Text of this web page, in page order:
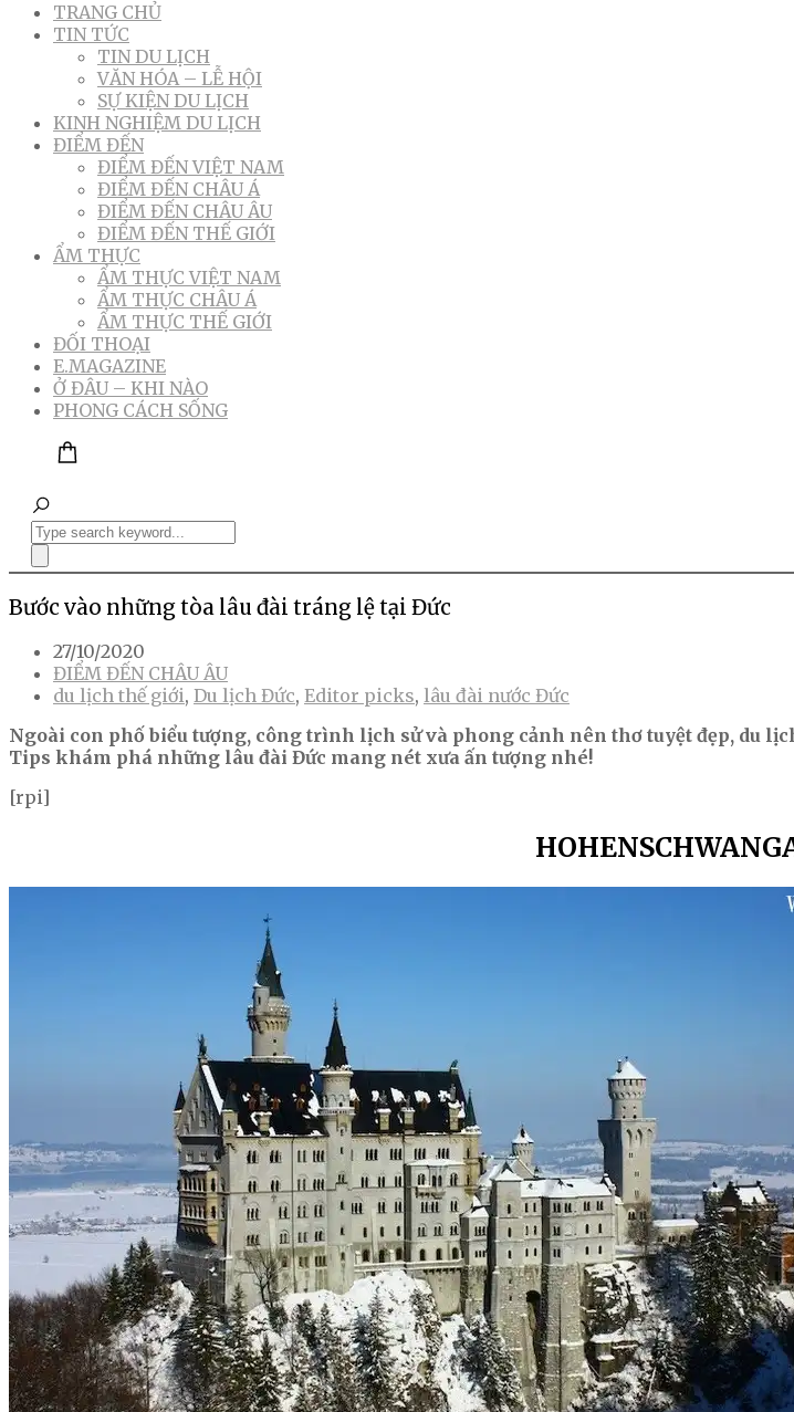
TRANG CHỦ
TIN TỨC
TIN DU LỊCH
VĂN HÓA – LỄ HỘI
SỰ KIỆN DU LỊCH
KINH NGHIỆM DU LỊCH
ĐIỂM ĐẾN
ĐIỂM ĐẾN VIỆT NAM
ĐIỂM ĐẾN CHÂU Á
ĐIỂM ĐẾN CHÂU ÂU
ĐIỂM ĐẾN THẾ GIỚI
ẨM THỰC
ẨM THỰC VIỆT NAM
ẨM THỰC CHÂU Á
ẨM THỰC THẾ GIỚI
ĐỐI THOẠI
E.MAGAZINE
Ở ĐÂU – KHI NÀO
PHONG CÁCH SỐNG
Bước vào những tòa lâu đài tráng lệ tại Đức
27/10/2020
ĐIỂM ĐẾN CHÂU ÂU
du lịch thế giới, Du lịch Đức, Editor picks, lâu đài nước Đức
Ngoài con phố biểu tượng, công trình lịch sử và phong cảnh nên thơ tuyệt đẹp, du
Tips khám phá những lâu đài Đức mang nét xưa ấn tượng nhé!
[rpi]